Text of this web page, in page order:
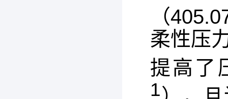
（
柔性压
提高了
1